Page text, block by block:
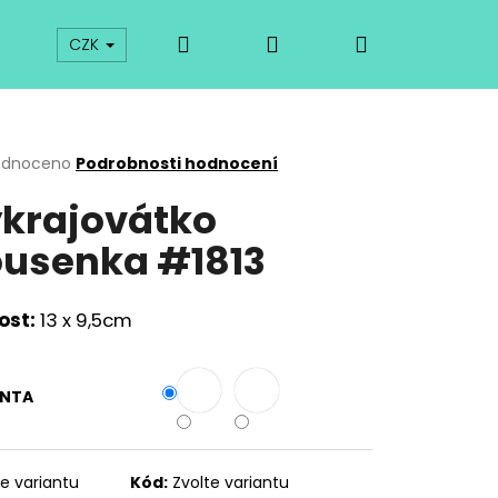
Kurzy Odkazy O vykrajovátkách
CZK Přihlášení
Podrobnosti hodnocení
#1813
13 x 9,5cm
variantu Kód: Zvolte variantu